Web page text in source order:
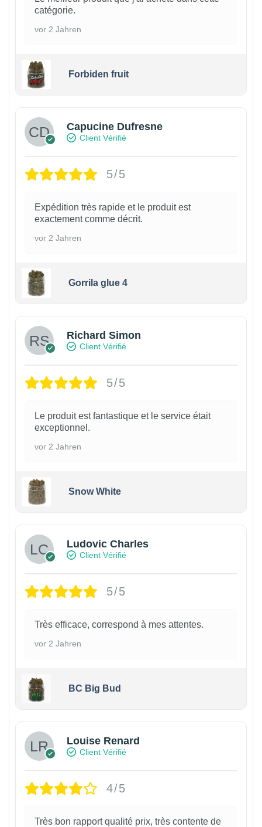
catégorie.
vor 2 Jahren
Forbiden fruit
Capucine Dufresne
Client Vérifié
5/5
Expédition très rapide et le produit est
exactement comme décrit.
vor 2 Jahren
Gorrila glue 4
Richard Simon
Client Vérifié
5/5
Le produit est fantastique et le service était
exceptionnel.
vor 2 Jahren
Snow White
Ludovic Charles
Client Vérifié
5/5
Très efficace, correspond à mes attentes.
vor 2 Jahren
BC Big Bud
Louise Renard
Client Vérifié
4/5
Très bon rapport qualité prix, très contente de